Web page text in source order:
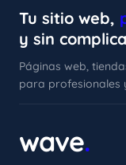
Tu sitio web,
y sin
Páginas web,
para profesionales
wave.
xImenA